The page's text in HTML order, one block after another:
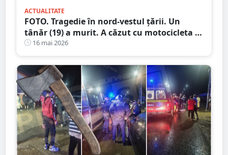
ACTUALITATE
FOTO. Tragedie în nord-vestul țării. Un
tânăr (19) a murit. A căzut cu motocicleta în
prăpastie
16 mai 2026